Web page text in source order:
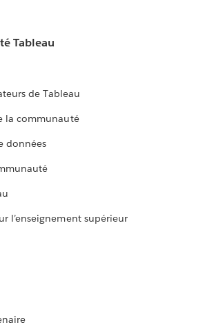
Tableau
de Tableau
la communauté
données
l’enseignement supérieur